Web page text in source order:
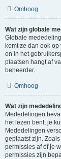
Omhoog
Wat zijn globale
Globale
komt ze dan ook
en in het
plaatsen hangt af
beheerder.
Omhoog
Wat zijn
Mededelingen
het lezen bent, je
Mededelingen
geplaatst zijn.
permissies af of je
permissies zijn